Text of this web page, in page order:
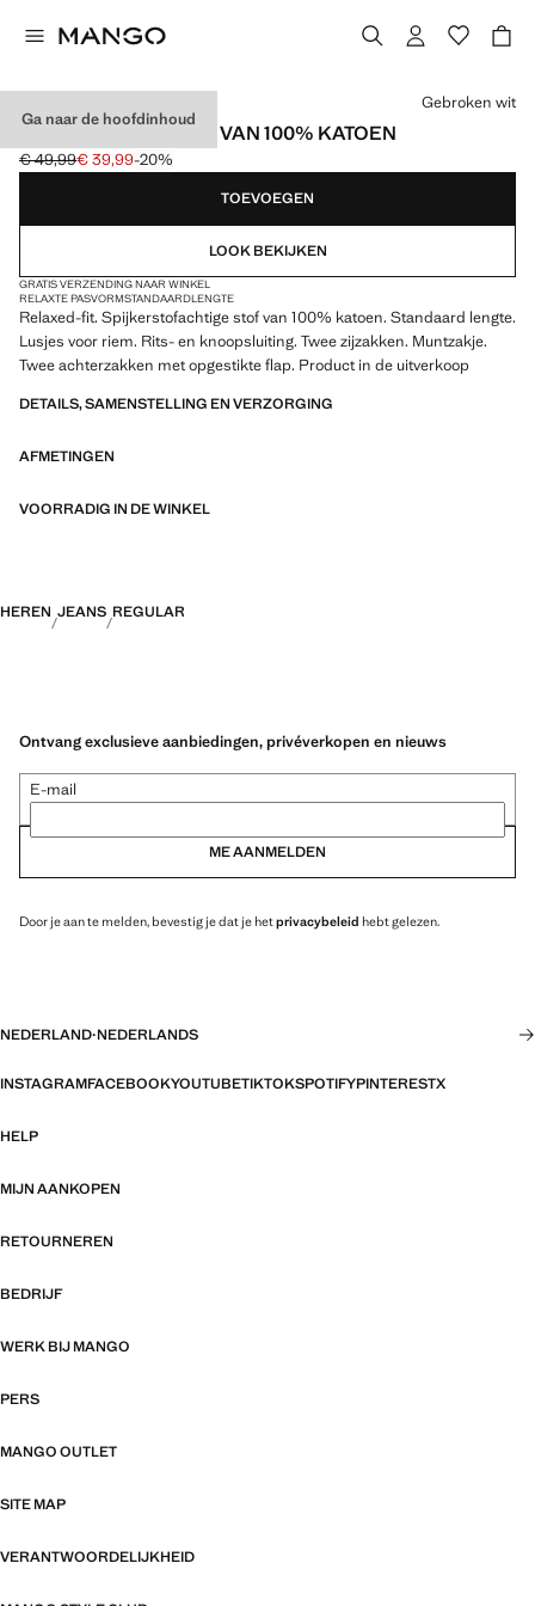
Ga naar de hoofdinhoud
RELAXED-FIT JEANS VAN 100% KATOEN
Oorspronkelijke prijs doorgehaald [€ 49,99 ]
€ 49,99
Huidige prijs [€ 39,99 ]
€ 39,99-20%
Kies een kleur
Gebroken wit
TOEVOEGEN
LOOK BEKIJKEN
GRATIS VERZENDING NAAR WINKEL
RELAXTE PASVORMSTANDAARDLENGTE
Relaxed-fit. Spijkerstofachtige stof van 100% katoen. Standaard lengte.
Lusjes voor riem. Rits- en knoopsluiting. Twee zijzakken. Muntzakje.
Twee achterzakken met opgestikte flap. Product in de uitverkoop
DETAILS, SAMENSTELLING EN VERZORGING
AFMETINGEN
VOORRADIG IN DE WINKEL
HEREN JEANS REGULAR
Ontvang exclusieve aanbiedingen, privéverkopen en nieuws
E-mail
ME AANMELDEN
Door je aan te melden, bevestig je dat je hetprivacybeleid hebt gelezen.
NEDERLAND·NEDERLANDS
INSTAGRAMFACEBOOKYOUTUBETIKTOKSPOTIFYPINTERESTX
HELP
MIJN AANKOPEN
RETOURNEREN
BEDRIJF
WERK BIJ MANGO
PERS
MANGO OUTLET
SITE MAP
VERANTWOORDELIJKHEID